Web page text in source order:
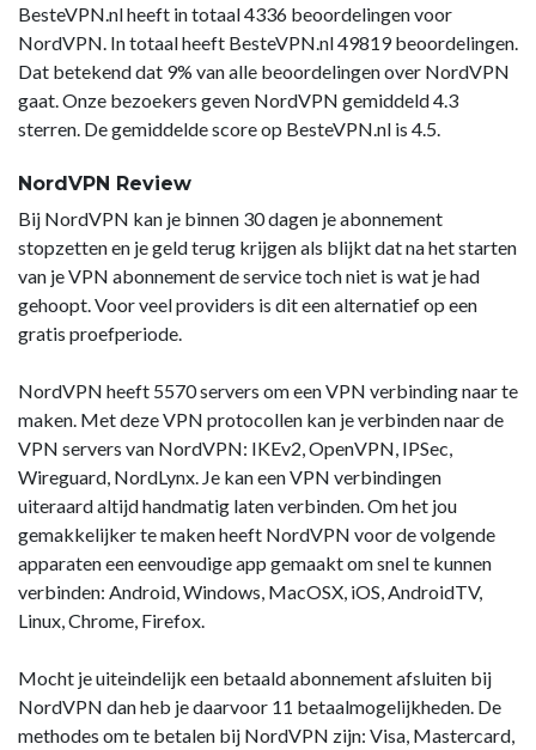
BesteVPN.nl heeft in totaal 4336 beoordelingen voor
NordVPN. In totaal heeft BesteVPN.nl 49819 beoordelingen.
Dat betekend dat 9% van alle beoordelingen over NordVPN
gaat. Onze bezoekers geven NordVPN gemiddeld 4.3
sterren. De gemiddelde score op BesteVPN.nl is 4.5.
NordVPN Review
Bij NordVPN kan je binnen 30 dagen je abonnement
stopzetten en je geld terug krijgen als blijkt dat na het starten
van je VPN abonnement de service toch niet is wat je had
gehoopt. Voor veel providers is dit een alternatief op een
gratis proefperiode.
NordVPN heeft 5570 servers om een VPN verbinding naar te
maken. Met deze VPN protocollen kan je verbinden naar de
VPN servers van NordVPN: IKEv2, OpenVPN, IPSec,
Wireguard, NordLynx. Je kan een VPN verbindingen
uiteraard altijd handmatig laten verbinden. Om het jou
gemakkelijker te maken heeft NordVPN voor de volgende
apparaten een eenvoudige app gemaakt om snel te kunnen
verbinden: Android, Windows, MacOSX, iOS, AndroidTV,
Linux, Chrome, Firefox.
Mocht je uiteindelijk een betaald abonnement afsluiten bij
NordVPN dan heb je daarvoor 11 betaalmogelijkheden. De
methodes om te betalen bij NordVPN zijn: Visa, Mastercard,